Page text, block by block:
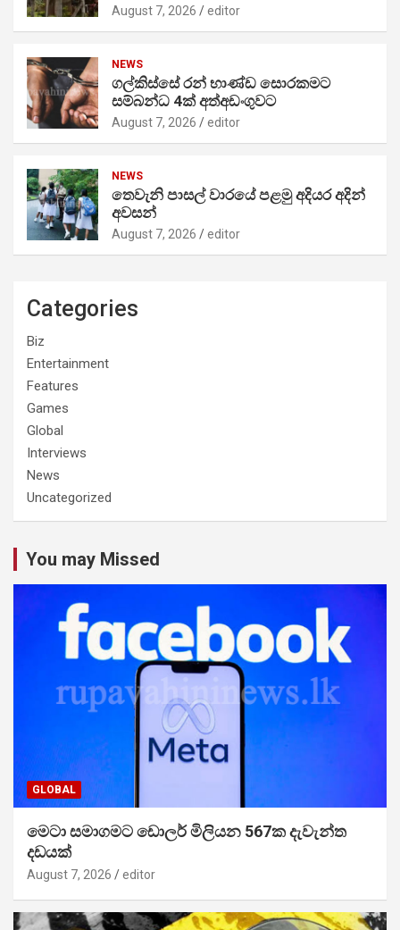
August 7, 2026 editor
NEWS
ගල්කිස්සේ රන් භාණ්ඩ සොරකමට
සම්බන්ධ 4ක් අත්අඩංගුවට
August 7, 2026 editor
NEWS
තෙවැනි පාසල් වාරයේ පළමු අදියර අදින්
අවසන්
August 7, 2026 editor
Categories
Biz
Entertainment
Features
Games
Global
Interviews
News
Uncategorized
You may Missed
GLOBAL
මෙටා සමාගමට ඩොලර් මිලියන 567ක දැවැන්ත
දඩයක්
August 7, 2026 editor